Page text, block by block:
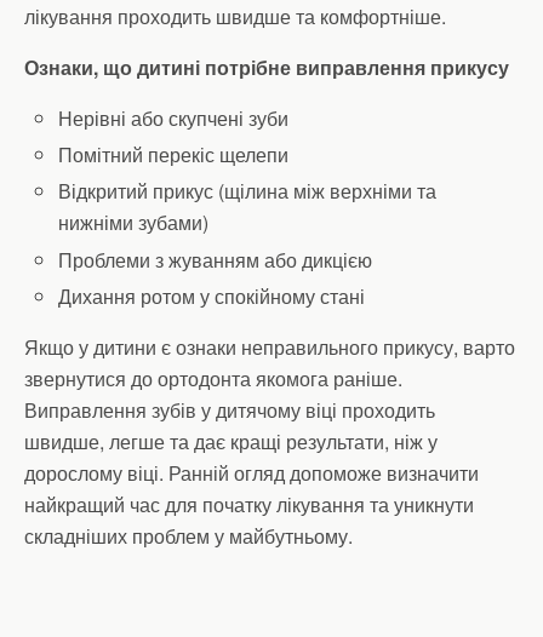
лікування проходить швидше та комфортніше.
Ознаки, що дитині потрібне виправлення прикусу
Нерівні або скупчені зуби
Помітний перекіс щелепи
Відкритий прикус (щілина між верхніми та
нижніми зубами)
Проблеми з жуванням або дикцією
Дихання ротом у спокійному стані
Якщо у дитини є ознаки неправильного прикусу, варто
звернутися до ортодонта якомога раніше.
Виправлення зубів у дитячому віці проходить
швидше, легше та дає кращі результати, ніж у
дорослому віці. Ранній огляд допоможе визначити
найкращий час для початку лікування та уникнути
складніших проблем у майбутньому.